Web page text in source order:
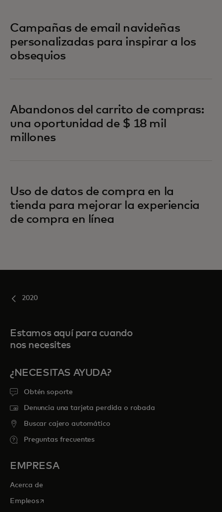
Campañas de email navideñas
personalizadas para inspirar a los
obsequios
Abandonos del carrito de compras:
una oportunidad de $ 18 mil
millones
Uso de datos de compra en la
tienda para mejorar la experiencia
de compra en línea
2020
Estamos aquí para cuando
nos necesites
¿NECESITAS AYUDA?
Obtén soporte
Denuncia una tarjeta perdida o robada
Buscar cajero automático
Preguntas frecuentes
EMPRESA
Acerca de
Empleosse abre en una pestaña nueva